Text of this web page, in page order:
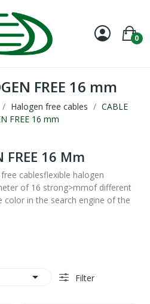
0
FREE 16 mm
Halogen free cables
CABLE
FREE 16 mm
FREE 16 Mm
free cablesflexible halogen
of 16 strong>mmof different
color in the search engine of the
 Filter